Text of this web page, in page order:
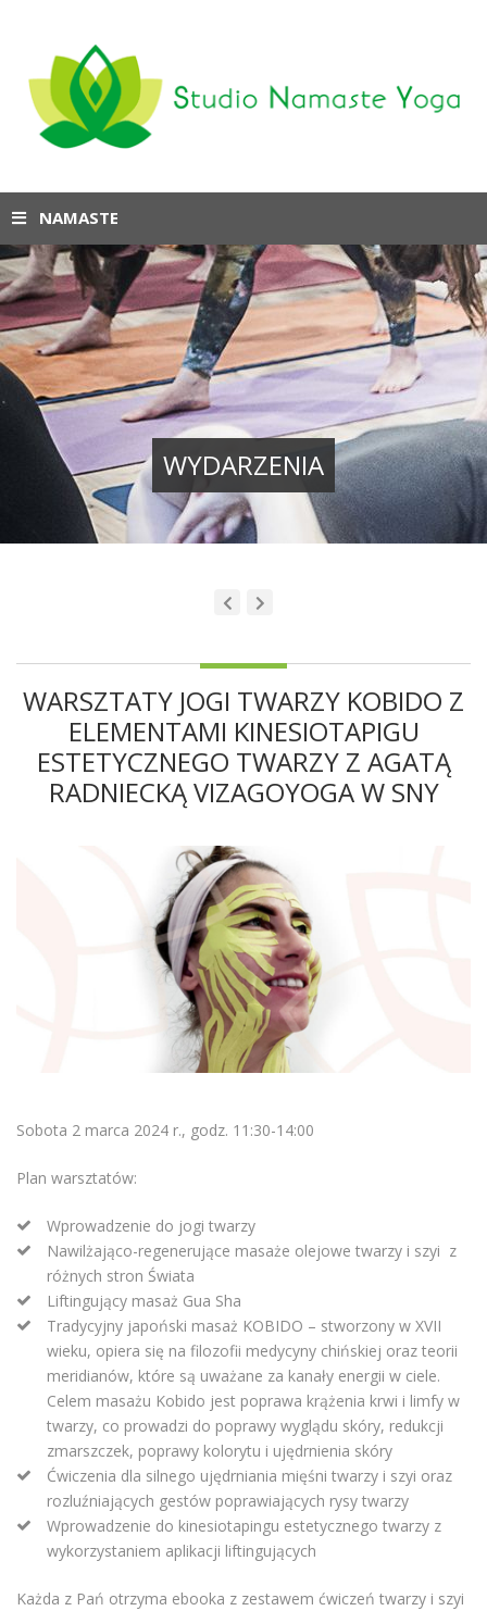
NAMASTE
WYDARZENIA
WARSZTATY JOGI TWARZY KOBIDO Z
ELEMENTAMI KINESIOTAPIGU
ESTETYCZNEGO TWARZY Z AGATĄ
RADNIECKĄ VIZAGOYOGA W SNY
Sobota 2 marca 2024 r., godz. 11:30-14:00
Plan warsztatów:
Wprowadzenie do jogi twarzy
Nawilżająco-regenerujące masaże olejowe twarzy i szyi z
różnych stron Świata
Liftingujący masaż Gua Sha
Tradycyjny japoński masaż KOBIDO – stworzony w XVII
wieku, opiera się na filozofii medycyny chińskiej oraz teorii
meridianów, które są uważane za kanały energii w ciele.
Celem masażu Kobido jest poprawa krążenia krwi i limfy w
twarzy, co prowadzi do poprawy wyglądu skóry, redukcji
zmarszczek, poprawy kolorytu i ujędrnienia skóry
Ćwiczenia dla silnego ujędrniania mięśni twarzy i szyi oraz
rozluźniających gestów poprawiających rysy twarzy
Wprowadzenie do kinesiotapingu estetycznego twarzy z
wykorzystaniem aplikacji liftingujących
Każda z Pań otrzyma ebooka z zestawem ćwiczeń twarzy i szyi